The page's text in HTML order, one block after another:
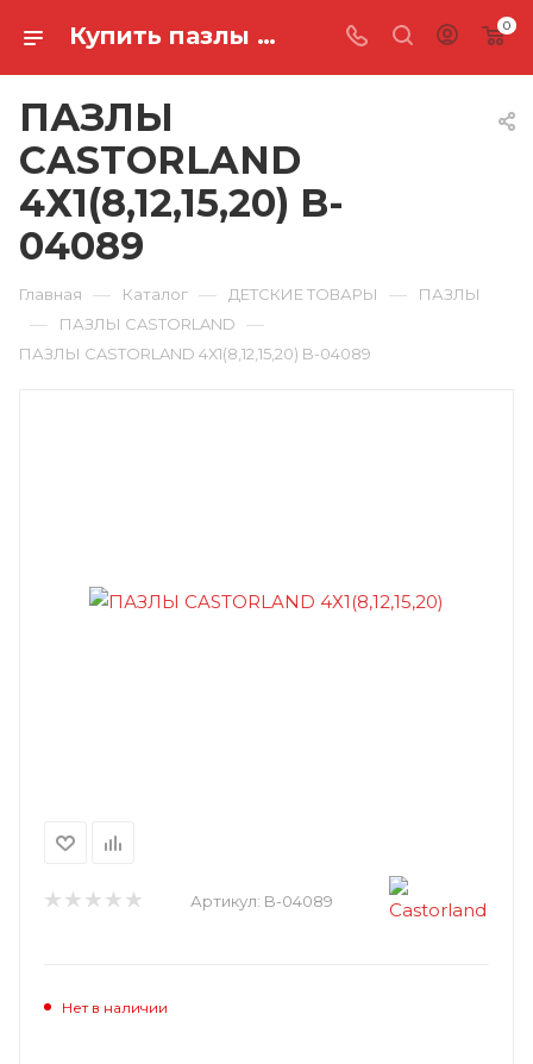
Купить пазлы castorland 4х1(8,12,15,20) B-04089 в Ростове-на-Дону 0
ПАЗЛЫ
CASTORLAND
4Х1(8,12,15,20) B-
04089
Главная — Каталог — ДЕТСКИЕ ТОВАРЫ — ПАЗЛЫ
— ПАЗЛЫ CASTORLAND —
ПАЗЛЫ CASTORLAND 4Х1(8,12,15,20) B-04089
Артикул: B-04089
Нет в наличии